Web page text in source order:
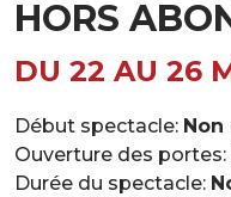
HORS
DU 22 AU 26
Début spectacle:
Ouverture des portes:
Durée du spectacle: